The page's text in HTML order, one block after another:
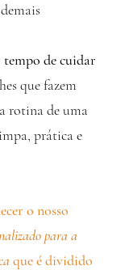
tempo de cuidar
que fazem
rotina de uma
prática e
o nosso
para a
que é dividido